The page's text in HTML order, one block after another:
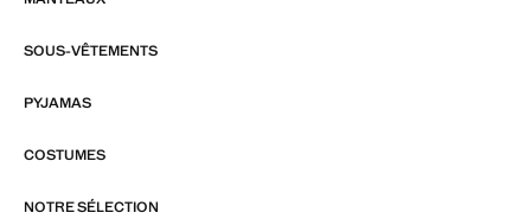
SOUS-VÊTEMENTS
PYJAMAS
COSTUMES
NOTRE SÉLECTION